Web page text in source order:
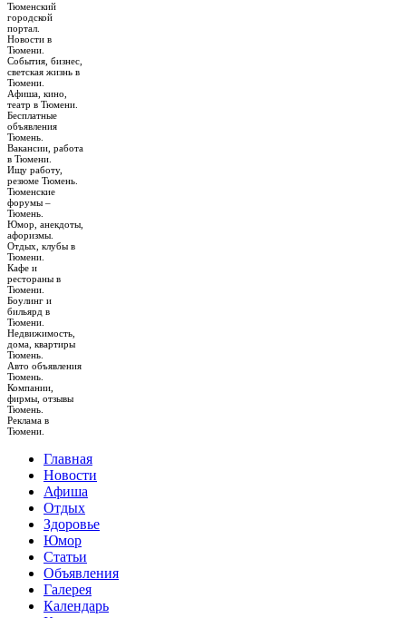
Тюменский
городской
портал.
Новости в
Тюмени.
События, бизнес,
светская жизнь в
Тюмени.
Афиша, кино,
театр в Тюмени.
Бесплатные
объявления
Тюмень.
Вакансии, работа
в Тюмени.
Ищу работу,
резюме Тюмень.
Тюменские
форумы –
Тюмень.
Юмор, анекдоты,
афоризмы.
Отдых, клубы в
Тюмени.
Кафе и
рестораны в
Тюмени.
Боулинг и
бильярд в
Тюмени.
Недвижимость,
дома, квартиры
Тюмень.
Авто объявления
Тюмень.
Компании,
фирмы, отзывы
Тюмень.
Реклама в
Тюмени.
Главная
Новости
Афиша
Отдых
Здоровье
Юмор
Статьи
Объявления
Галерея
Календарь